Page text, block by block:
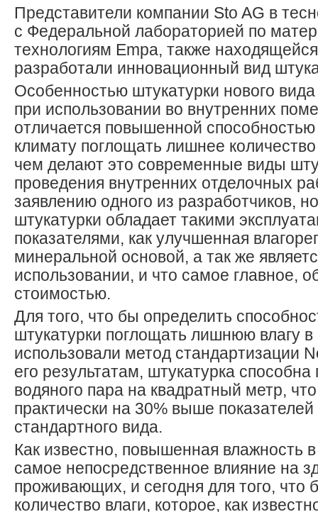
Представители компании Sto AG в
с Федеральной лабораторией по
технологиям Empa, также
разработали инновационный вид
Особенностью штукатурки нового вида
при использовании во внутренних
отличается повышенной
климату поглощать лишнее количество
чем делают это современные виды
проведения внутренних отделочных
заявлению одного из разработчиков,
штукатурки обладает такими
показателями, как улучшенная
минеральной основой, а так же
использовании, и что самое главное,
стоимостью.
Для того, что бы определить
штукатурки поглощать лишнюю влагу
использовали метод стандартизации
его результатам, штукатурка
водяного пара на квадратный метр,
практически на 30% выше показателей
стандартного вида.
Как известно, повышенная влажность
самое непосредственное влияние на
проживающих, и сегодня для того, что
количество влаги, которое, как